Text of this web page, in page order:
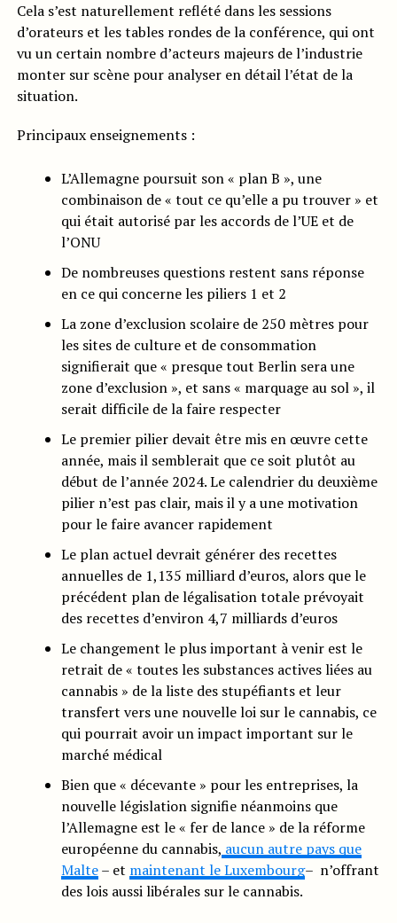
Cela s’est naturellement reflété dans les sessions
d’orateurs et les tables rondes de la conférence, qui ont
vu un certain nombre d’acteurs majeurs de l’industrie
monter sur scène pour analyser en détail l’état de la
situation.
Principaux enseignements :
L’Allemagne poursuit son « plan B », une
combinaison de « tout ce qu’elle a pu trouver » et
qui était autorisé par les accords de l’UE et de
l’ONU
De nombreuses questions restent sans réponse
en ce qui concerne les piliers 1 et 2
La zone d’exclusion scolaire de 250 mètres pour
les sites de culture et de consommation
signifierait que « presque tout Berlin sera une
zone d’exclusion », et sans « marquage au sol », il
serait difficile de la faire respecter
Le premier pilier devait être mis en œuvre cette
année, mais il semblerait que ce soit plutôt au
début de l’année 2024. Le calendrier du deuxième
pilier n’est pas clair, mais il y a une motivation
pour le faire avancer rapidement
Le plan actuel devrait générer des recettes
annuelles de 1,135 milliard d’euros, alors que le
précédent plan de légalisation totale prévoyait
des recettes d’environ 4,7 milliards d’euros
Le changement le plus important à venir est le
retrait de « toutes les substances actives liées au
cannabis » de la liste des stupéfiants et leur
transfert vers une nouvelle loi sur le cannabis, ce
qui pourrait avoir un impact important sur le
marché médical
Bien que « décevante » pour les entreprises, la
nouvelle législation signifie néanmoins que
l’Allemagne est le « fer de lance » de la réforme
européenne du cannabis, aucun autre pays que
Malte– et maintenant le Luxembourg– n’offrant
des lois aussi libérales sur le cannabis.